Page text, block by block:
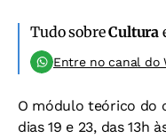
Tudo sobreCultura
Entre no canal do
O módulo teórico do
dias 19 e 23, das 13h